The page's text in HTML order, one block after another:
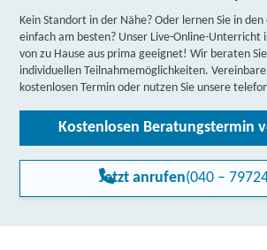
Berger Bildungsinstitut GmbH |
Straße 3, 38122 BraunschweigPartner
weitere Informationen
IBB Braunschweig | IBB Kleine Burg
Braunschweig
weitere Informationen
Lange Straße 3, 38100
Kein Standort in der Nähe? Oder lernen Sie in
einfach am besten? Unser Live-Online-Unterricht
von zu Hause aus prima geeignet! Wir beraten
individuellen Teilnahmemöglichkeiten.
kostenlosen Termin oder nutzen Sie unsere
Kostenlosen Beratungstermin
Jetzt anrufen(040 –